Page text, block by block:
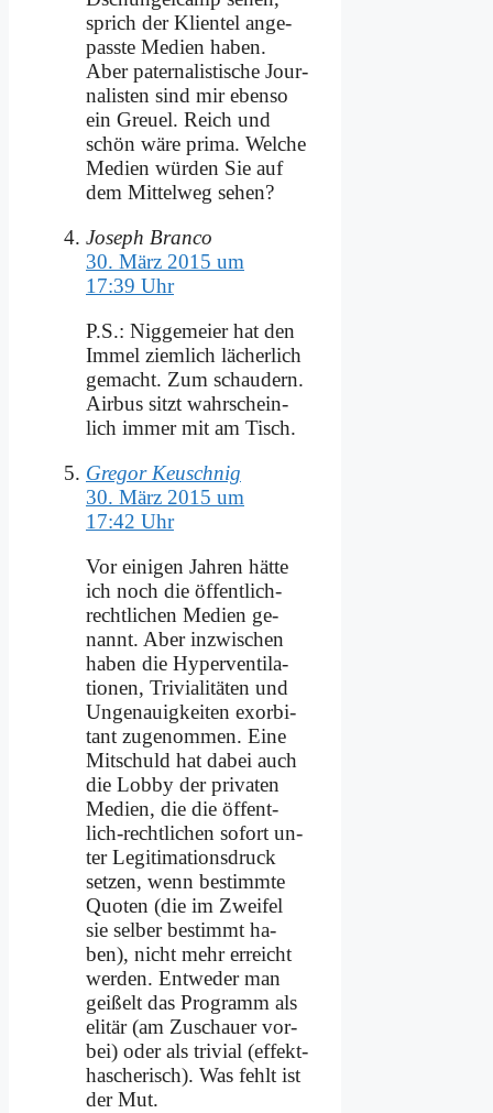
sprich der Kli­en­tel an­ge­
pass­te Me­di­en ha­ben.
Aber pa­ter­na­li­sti­sche Jour­
na­li­sten sind mir eben­so
ein Greu­el. Reich und
schön wä­re pri­ma. Wel­che
Me­di­en wür­den Sie auf
dem Mit­tel­weg se­hen?
Joseph Branco
30. März 2015 um
17:39 Uhr
P.S.: Nig­ge­mei­er hat den
Im­mel ziem­lich lä­cher­lich
ge­macht. Zum schau­dern.
Air­bus sitzt wahr­schein­
lich im­mer mit am Tisch.
Gregor Keuschnig
30. März 2015 um
17:42 Uhr
Vor ei­ni­gen Jah­ren hät­te
ich noch die öf­fent­lich-
recht­li­chen Me­di­en ge­
nannt. Aber in­zwi­schen
ha­ben die Hy­per­ven­ti­la­
tio­nen, Tri­via­li­tä­ten und
Un­ge­nau­ig­kei­ten ex­or­bi­
tant zu­ge­nom­men. Ei­ne
Mit­schuld hat da­bei auch
die Lob­by der pri­va­ten
Me­di­en, die die öf­fent­
lich-recht­li­chen so­fort un­
ter Le­gi­ti­ma­ti­ons­druck
set­zen, wenn be­stimm­te
Quo­ten (die im Zwei­fel
sie sel­ber be­stimmt ha­
ben), nicht mehr er­reicht
wer­den. Ent­we­der man
gei­ßelt das Pro­gramm als
eli­tär (am Zu­schau­er vor­
bei) oder als tri­vi­al (ef­fekt­
ha­sche­risch). Was fehlt ist
der Mut.